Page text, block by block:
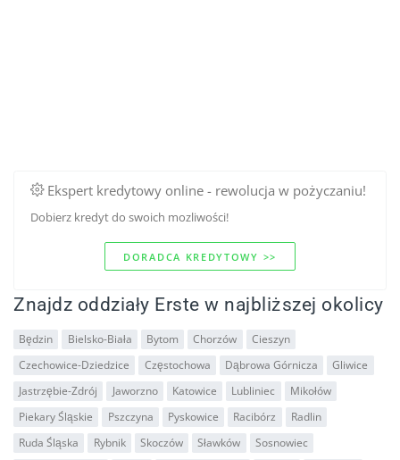
Ekspert kredytowy online - rewolucja w pożyczaniu!
Dobierz kredyt do swoich mozliwości!
DORADCA KREDYTOWY >>
Znajdz oddziały Erste w najbliższej okolicy
Będzin Bielsko-Biała Bytom Chorzów
Cieszyn
Czechowice-Dziedzice
Częstochowa Dąbrowa Górnicza
Gliwice
Jastrzębie-Zdrój
Jaworzno Katowice Lubliniec
Mikołów
Piekary Śląskie
Pszczyna Pyskowice Racibórz
Radlin
Ruda Śląska
Rybnik Skoczów Sławków
Sosnowiec